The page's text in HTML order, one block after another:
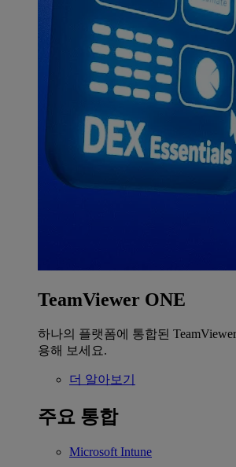
TeamViewer ONE
하나의 플랫폼에 통합된
용해 보세요.
더 알아보기
주요 통합
Microsoft Intune